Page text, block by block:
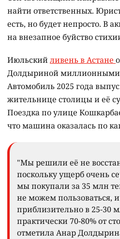
найти ответственных.
есть, но будет непросто. В
на внезапное буйство
Июльскийливень в Астане
Долдыриной миллионными
Автомобиль 2025 года
жительнице столицы и её
Поездка по улице
что машина оказалась по
"Мы решили её не
поскольку ущерб очень
мы покупали за 35 млн
не можем пользоваться,
приблизительно в 25-30
практически 70-80% от
отметила Анар